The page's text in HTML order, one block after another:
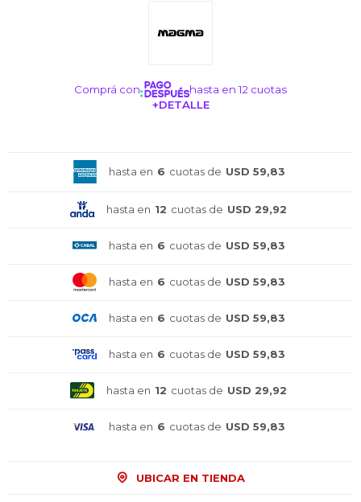
Comprá con
hasta en 12 cuotas
+DETALLE
hasta en 6 cuotas de USD 59,83
hasta en 12 cuotas de USD 29,92
hasta en 6 cuotas de USD 59,83
hasta en 6 cuotas de USD 59,83
hasta en 6 cuotas de USD 59,83
hasta en 6 cuotas de USD 59,83
hasta en 12 cuotas de USD 29,92
hasta en 6 cuotas de USD 59,83
UBICAR EN TIENDA